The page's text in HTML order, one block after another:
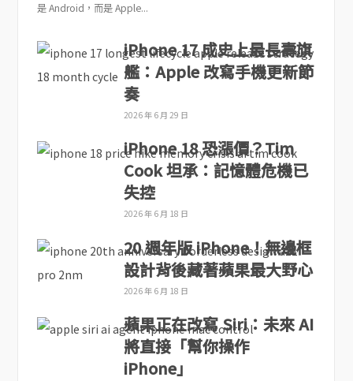
是 Android，而是 Apple...
iPhone 17 成史上最長壽旗
艦：Apple 改寫手機更新節
奏
2026 年 6 月 29 日
iPhone 18 恐漲價？Tim
Cook 坦承：記憶體危機已
失控
2026 年 6 月 18 日
20 週年版 iPhone！無邊框
設計背後藏著蘋果最大野心
2026 年 6 月 18 日
蘋果正在改寫 Siri：未來 AI
將直接「幫你操作
iPhone」